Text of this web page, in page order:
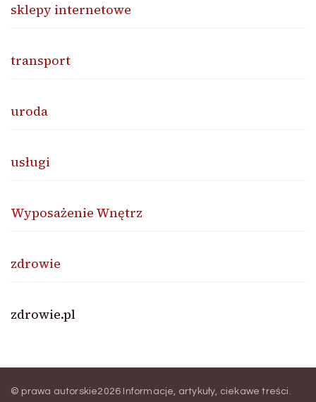
sklepy internetowe
transport
uroda
usługi
Wyposażenie Wnętrz
zdrowie
zdrowie.pl
© prawa autorskie2026 Informacje, artykuły, ciekawe treści .